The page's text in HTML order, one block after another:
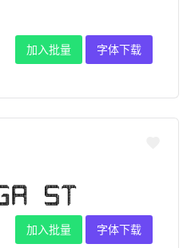
加入批量 字体下载
加入批量 字体下载